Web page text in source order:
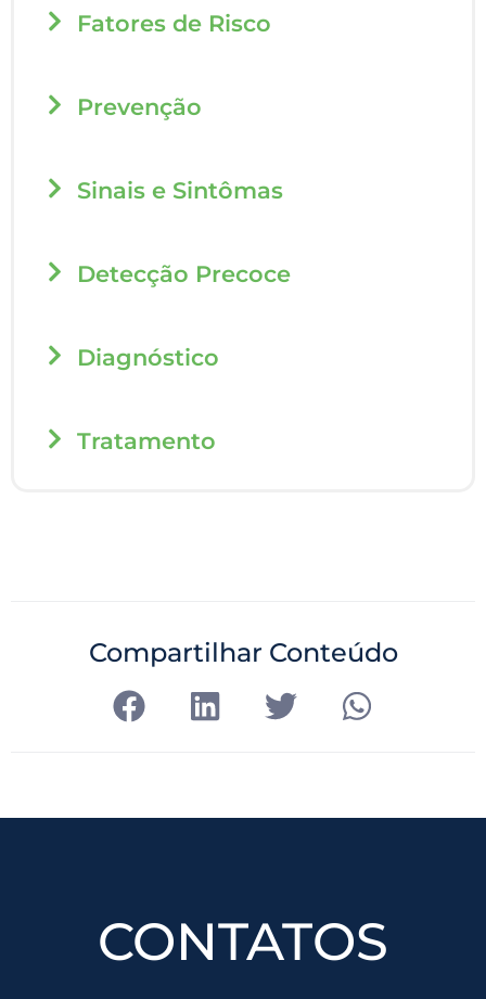
Fatores de Risco​
Prevenção​
Sinais e Sintômas​
Detecção Precoce​
Diagnóstico​
Tratamento
Compartilhar Conteúdo
CONTATOS